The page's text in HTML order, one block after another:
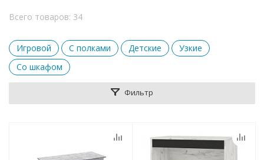
Всего товаров: 34
Игровой С полками Детские
Узкие
Со шкафом
Фильтр